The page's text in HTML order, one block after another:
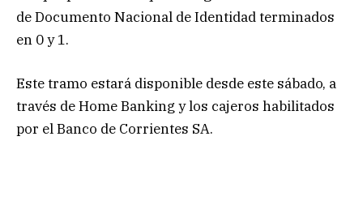
de Documento Nacional de Identidad terminados
en 0 y 1.
Este tramo estará disponible desde este sábado, a
través de Home Banking y los cajeros habilitados
por el Banco de Corrientes SA.